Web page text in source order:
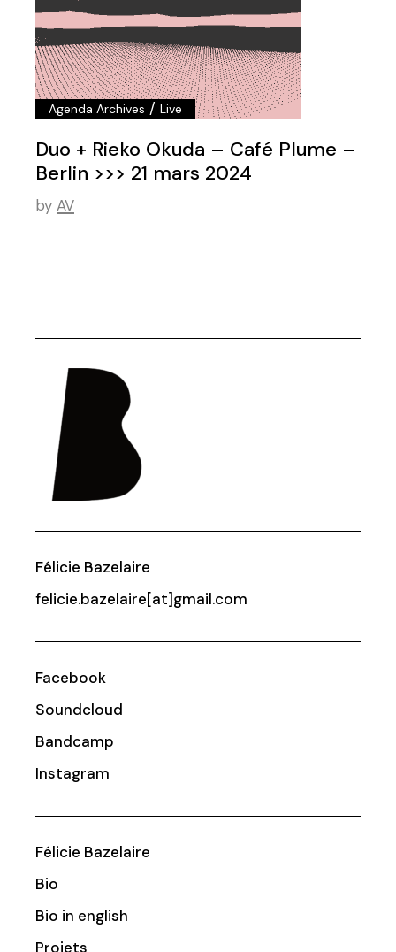
Agenda Archives /Live
Duo + Rieko Okuda – Café Plume –
Berlin >>> 21 mars 2024
by AV
Félicie Bazelaire
felicie.bazelaire[at]gmail.com
Facebook
Soundcloud
Bandcamp
Instagram
Félicie Bazelaire
Bio
Bio in english
Projets